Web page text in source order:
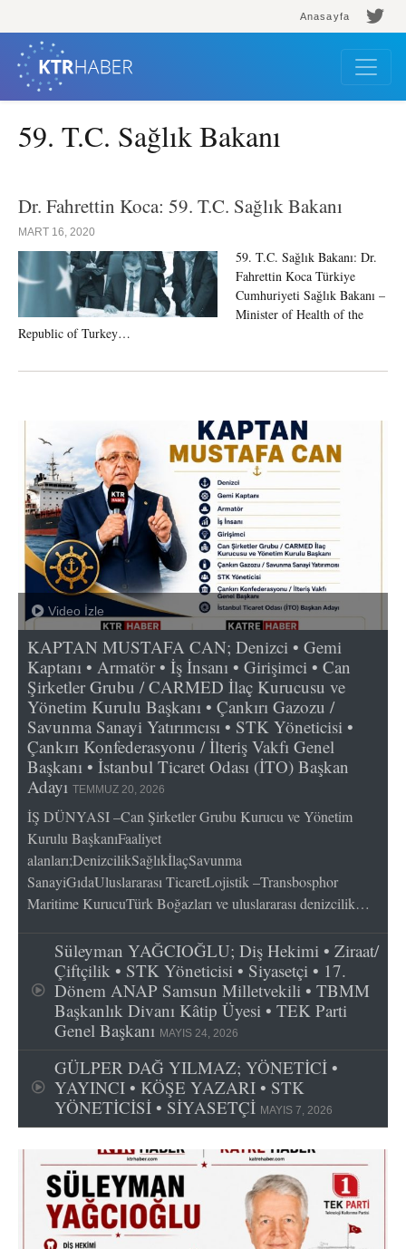
Anasayfa
59. T.C. Sağlık Bakanı
Dr. Fahrettin Koca: 59. T.C. Sağlık Bakanı
MART 16, 2020
59. T.C. Sağlık Bakanı: Dr.
Fahrettin Koca Türkiye
Cumhuriyeti Sağlık Bakanı –
Minister of Health of the
Republic of Turkey…
Video İzle
KAPTAN MUSTAFA CAN; Denizci • Gemi
Kaptanı • Armatör • İş İnsanı • Girişimci • Can
Şirketler Grubu / CARMED İlaç Kurucusu ve
Yönetim Kurulu Başkanı • Çankırı Gazozu /
Savunma Sanayi Yatırımcısı • STK Yöneticisi •
Çankırı Konfederasyonu / İlteriş Vakfı Genel
Başkanı • İstanbul Ticaret Odası (İTO) Başkan
Adayı TEMMUZ 20, 2026
İŞ DÜNYASI –Can Şirketler Grubu Kurucu ve Yönetim
Kurulu BaşkanıFaaliyet
alanları;DenizcilikSağlıkİlaçSavunma
SanayiGıdaUluslararası TicaretLojistik –Transbosphor
Maritime KurucuTürk Boğazları ve uluslararası denizcilik…
Süleyman YAĞCIOĞLU; Diş Hekimi • Ziraat/
Çiftçilik • STK Yöneticisi • Siyasetçi • 17.
Dönem ANAP Samsun Milletvekili • TBMM
Başkanlık Divanı Kâtip Üyesi • TEK Parti
Genel Başkanı MAYIS 24, 2026
GÜLPER DAĞ YILMAZ; YÖNETİCİ •
YAYINCI • KÖŞE YAZARI • STK
YÖNETİCİSİ • SİYASETÇİ MAYIS 7, 2026